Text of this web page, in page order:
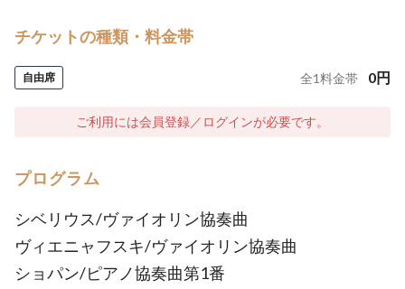
チケットの種類・料金帯
自由席 全1料金帯 0円
ご利用には会員登録／ログインが必要です。
プログラム
シベリウス/ヴァイオリン協奏曲
ヴィエニャフスキ/ヴァイオリン協奏曲
ショパン/ピアノ協奏曲第1番